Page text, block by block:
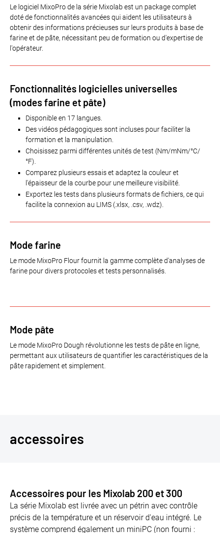
Le logiciel MixoPro de la série Mixolab est un package complet
doté de fonctionnalités avancées qui aident les utilisateurs à
obtenir des informations précieuses sur leurs produits à base de
farine et de pâte, nécessitant peu de formation ou d'expertise de
l'opérateur.
Fonctionnalités logicielles universelles
(modes farine et pâte)
Disponible en 17 langues.
Des vidéos pédagogiques sont incluses pour faciliter la
formation et la manipulation.
Choisissez parmi différentes unités de test (Nm/mNm/°C/
°F).
Comparez plusieurs essais et adaptez la couleur et
l'épaisseur de la courbe pour une meilleure visibilité.
Exportez les tests dans plusieurs formats de fichiers, ce qui
facilite la connexion au LIMS (.xlsx, .csv, .wdz).
Mode farine
Le mode MixoPro Flour fournit la gamme complète d'analyses de
farine pour divers protocoles et tests personnalisés.
Mode pâte
Le mode MixoPro Dough révolutionne les tests de pâte en ligne,
permettant aux utilisateurs de quantifier les caractéristiques de la
pâte rapidement et simplement.
accessoires
Accessoires pour les Mixolab 200 et 300
La série Mixolab est livrée avec un pétrin avec contrôle
précis de la température et un réservoir d'eau intégré. Le
système comprend également un miniPC (non fourni :